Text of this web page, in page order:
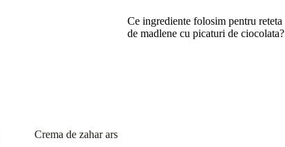
Crema de zahar ars
Ce ingrediente folosim pentru reteta
de madlene cu picaturi de ciocolata?